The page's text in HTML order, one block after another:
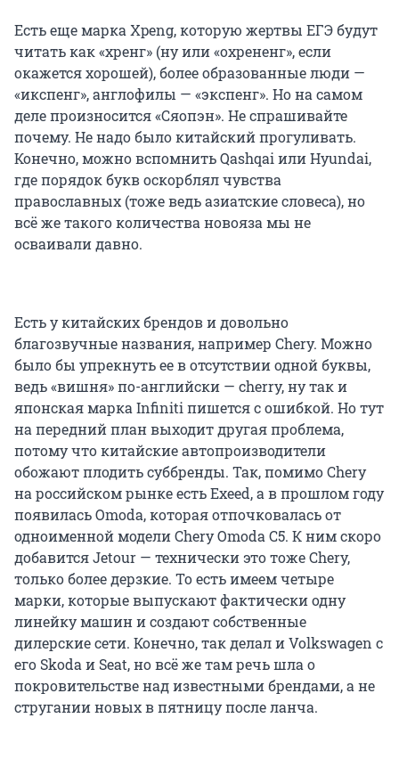
Есть еще марка Xpeng, которую жертвы ЕГЭ будут
читать как «хренг» (ну или «охрененг», если
окажется хорошей), более образованные люди —
«икспенг», англофилы — «экспенг». Но на самом
деле произносится «Сяопэн». Не спрашивайте
почему. Не надо было китайский прогуливать.
Конечно, можно вспомнить Qashqai или Hyundai,
где порядок букв оскорблял чувства
православных (тоже ведь азиатские словеса), но
всё же такого количества новояза мы не
осваивали давно.
Есть у китайских брендов и довольно
благозвучные названия, например Chery. Можно
было бы упрекнуть ее в отсутствии одной буквы,
ведь «вишня» по-английски — cherry, ну так и
японская марка Infiniti пишется с ошибкой. Но тут
на передний план выходит другая проблема,
потому что китайские автопроизводители
обожают плодить суббренды. Так, помимо Chery
на российском рынке есть Exeed, а в прошлом году
появилась Omoda, которая отпочковалась от
одноименной модели Chery Omoda C5. К ним скоро
добавится Jetour — технически это тоже Chery,
только более дерзкие. То есть имеем четыре
марки, которые выпускают фактически одну
линейку машин и создают собственные
дилерские сети. Конечно, так делал и Volkswagen с
его Skoda и Seat, но всё же там речь шла о
покровительстве над известными брендами, а не
стругании новых в пятницу после ланча.